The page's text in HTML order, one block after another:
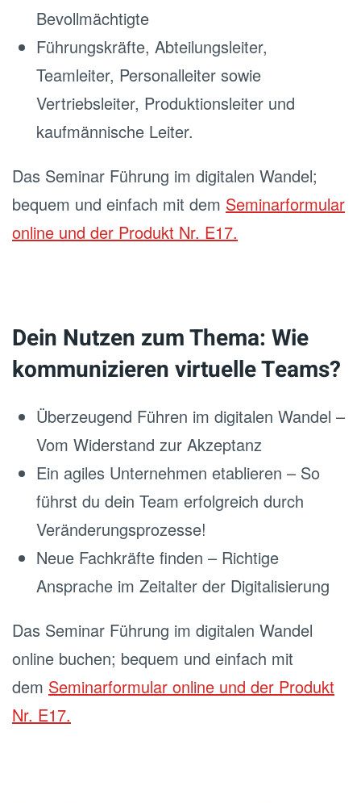
Bevollmächtigte
Führungskräfte, Abteilungsleiter,
Teamleiter, Personalleiter sowie
Vertriebsleiter, Produktionsleiter und
kaufmännische Leiter.
Das Seminar Führung im digitalen Wandel;
bequem und einfach mit dem Seminarformular
online und der Produkt Nr. E17.
Dein Nutzen zum Thema: Wie
kommunizieren virtuelle Teams?
Überzeugend Führen im digitalen Wandel –
Vom Widerstand zur Akzeptanz
Ein agiles Unternehmen etablieren – So
führst du dein Team erfolgreich durch
Veränderungsprozesse!
Neue Fachkräfte finden – Richtige
Ansprache im Zeitalter der Digitalisierung
Das Seminar Führung im digitalen Wandel
online buchen; bequem und einfach mit
dem Seminarformular online und der Produkt
Nr. E17.